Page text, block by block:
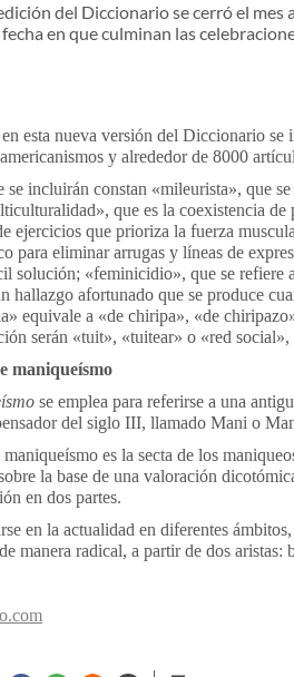
del Diccionario se cerró el
en que culminan las
esta nueva versión del Diccionario
y alrededor de 8000
se incluirán constan «mileurista», que
que es la coexistencia
ejercicios que prioriza la fuerza
para eliminar arrugas y líneas de
solución; «feminicidio», que se refiere
hallazgo afortunado que se produce
equivale a «de chiripa», «de
serán «tuit», «tuitear» o «red
maniqueísmo
se emplea para referirse a una
del siglo III, llamado Mani o
es la secta de los
la base de una valoración
en dos partes.
en la actualidad en diferentes
manera radical, a partir de dos aristas: